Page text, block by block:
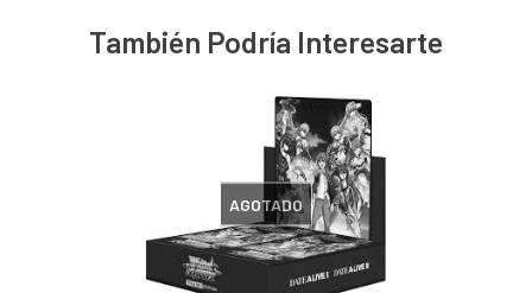
También Podría Interesarte
AGOTADO